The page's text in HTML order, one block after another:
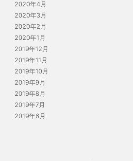
2020年4月
2020年3月
2020年2月
2020年1月
2019年12月
2019年11月
2019年10月
2019年9月
2019年8月
2019年7月
2019年6月